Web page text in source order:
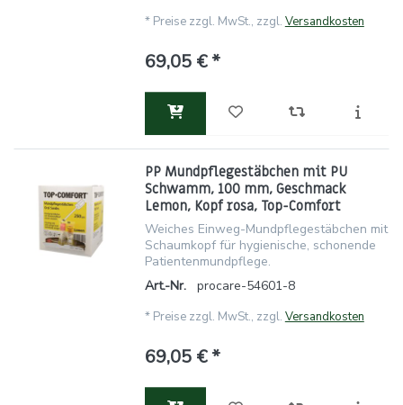
* Preise zzgl. MwSt., zzgl. Versandkosten
69,05 € *
PP Mundpflegestäbchen mit PU
Schwamm, 100 mm, Geschmack
Lemon, Kopf rosa, Top-Comfort
Weiches Einweg-Mundpflegestäbchen mit
Schaumkopf für hygienische, schonende
Patientenmundpflege.
Art.-Nr.
procare-54601-8
* Preise zzgl. MwSt., zzgl. Versandkosten
69,05 € *